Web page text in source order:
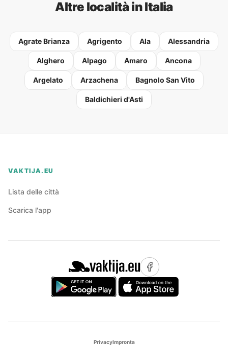
Altre località in Italia
Agrate Brianza Agrigento Ala Alessandria
Alghero Alpago Amaro Ancona
Argelato Arzachena Bagnolo San Vito
Baldichieri d'Asti
VAKTIJA.EU
Lista delle città
Scarica l'app
PrivacyImpronta